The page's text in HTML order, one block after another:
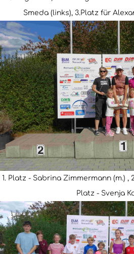
Smeda (links), 3.Platz für
1. Platz - Sabrina Zimmermann (m.) ,
Platz - Svenja